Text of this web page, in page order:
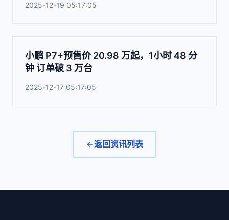
2025-12-19 05:17:05
小鹏 P7+预售价 20.98 万起，1小时 48 分
钟 订单破 3 万台
2025-12-17 05:17:05
返回资讯列表